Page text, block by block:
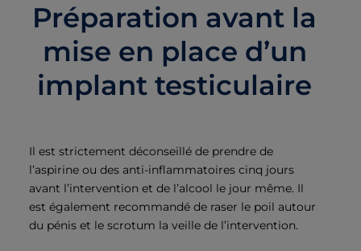
Préparation avant la
mise en place d’un
implant testiculaire
Il est strictement déconseillé de prendre de
l’aspirine ou des anti-inflammatoires cinq jours
avant l’intervention et de l’alcool le jour même. Il
est également recommandé de raser le poil autour
du pénis et le scrotum la veille de l’intervention.